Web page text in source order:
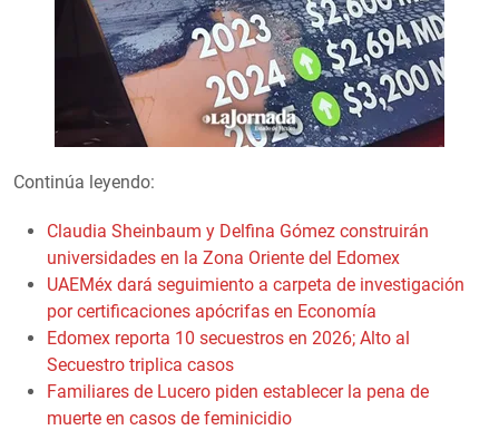
Continúa leyendo:
Claudia Sheinbaum y Delfina Gómez construirán
universidades en la Zona Oriente del Edomex
UAEMéx dará seguimiento a carpeta de investigación
por certificaciones apócrifas en Economía
Edomex reporta 10 secuestros en 2026; Alto al
Secuestro triplica casos
Familiares de Lucero piden establecer la pena de
muerte en casos de feminicidio